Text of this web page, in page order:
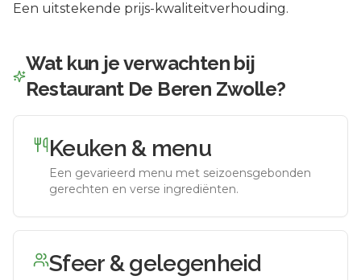
Een uitstekende prijs-kwaliteitverhouding.
Wat kun je verwachten bij
Restaurant De Beren Zwolle?
Keuken & menu
Een gevarieerd menu met seizoensgebonden
gerechten en verse ingrediënten.
Sfeer & gelegenheid